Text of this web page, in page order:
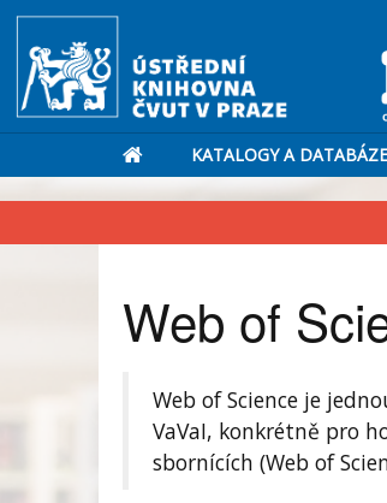
KATALOGY A DATABÁZE
Web of
Web of Science je
VaVaI, konkrétně pro
sbornících (Web of